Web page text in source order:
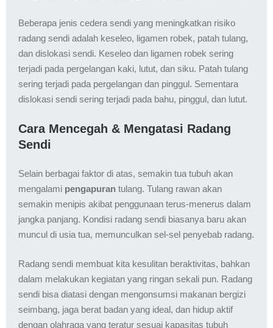
Beberapa jenis cedera sendi yang meningkatkan risiko
radang sendi adalah keseleo, ligamen robek, patah tulang,
dan dislokasi sendi. Keseleo dan ligamen robek sering
terjadi pada pergelangan kaki, lutut, dan siku. Patah tulang
sering terjadi pada pergelangan dan pinggul. Sementara
dislokasi sendi sering terjadi pada bahu, pinggul, dan lutut.
Cara Mencegah & Mengatasi Radang
Sendi
Selain berbagai faktor di atas, semakin tua tubuh akan
mengalami pengapuran tulang. Tulang rawan akan
semakin menipis akibat penggunaan terus-menerus dalam
jangka panjang. Kondisi radang sendi biasanya baru akan
muncul di usia tua, memunculkan sel-sel penyebab radang.
Radang sendi membuat kita kesulitan beraktivitas, bahkan
dalam melakukan kegiatan yang ringan sekali pun. Radang
sendi bisa diatasi dengan mengonsumsi makanan bergizi
seimbang, jaga berat badan yang ideal, dan hidup aktif
dengan olahraga yang teratur sesuai kapasitas tubuh